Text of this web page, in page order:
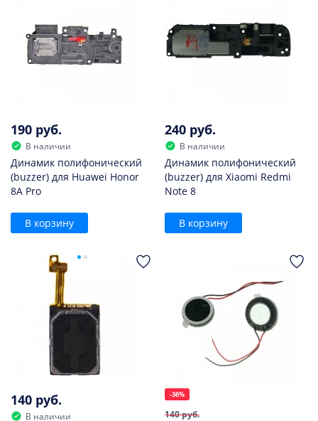
190 руб.
В наличии
Динамик полифонический
(buzzer) для Huawei Honor
8A Pro
В корзину
240 руб.
В наличии
Динамик полифонический
(buzzer) для Xiaomi Redmi
Note 8
В корзину
140 руб.
В наличии
-36%
140 руб.